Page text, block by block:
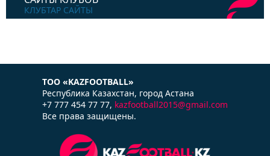
КЛУБТАР САЙТЫ
ТОО «KAZFOOTBALL»
Республика Казаxстан, город Астана
+7 777 454 77 77, kazfootball2015@gmail.com
Все права защищены.